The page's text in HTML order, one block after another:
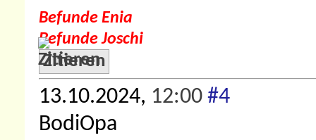
Befunde Enia
Befunde Joschi
Zitieren
13.10.2024, 12:00 #4
BodiOpa